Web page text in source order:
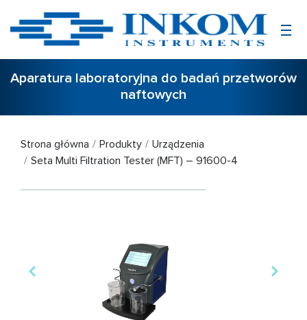
Aparatura laboratoryjna do badań przetworów
naftowych
Strona główna Produkty
Urządzenia
Seta Multi Filtration Tester (MFT) – 91600-4